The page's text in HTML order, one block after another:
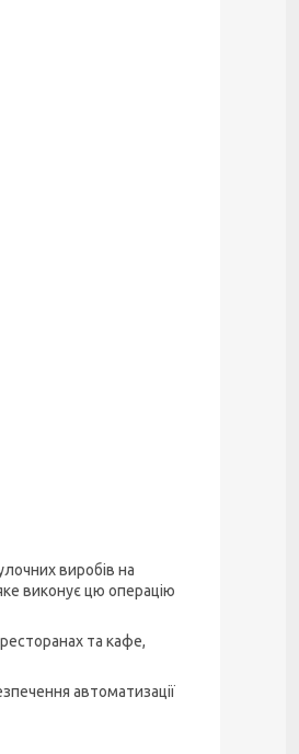
виробів на
виконує цю операцію
та кафе,
автоматизації